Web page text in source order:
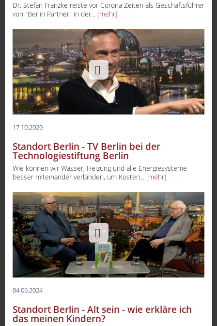
Dr. Stefan Franzke reiste vor Corona Zeiten als Geschäftsführer
von "Berlin Partner" in der... [mehr]
17.10.2020
Standort Berlin - TV Berlin bei der
Technologiestiftung Berlin
Wie können wir Wasser, Heizung und alle Energiesysteme
besser miteinander verbinden, um Kosten... [mehr]
04.06.2024
Standort Berlin - Alt sein - wie erkläre ich
das meinen Kindern?